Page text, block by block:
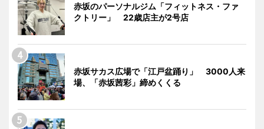
赤坂のパーソナルジム「フィットネス・ファ
クトリー」 22歳店主が2号店
赤坂サカス広場で「江戸盆踊り」 3000人来
場、「赤坂茜彩」締めくくる